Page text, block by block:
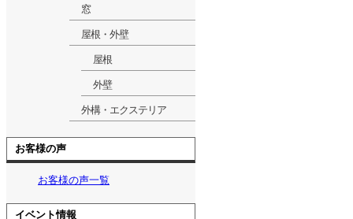
窓
屋根・外壁
屋根
外壁
外構・エクステリア
お客様の声
お客様の声一覧
イベント情報